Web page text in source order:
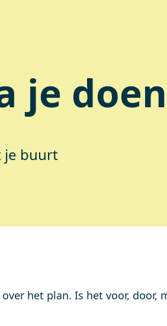
je
je buurt
het plan. Is het voor,